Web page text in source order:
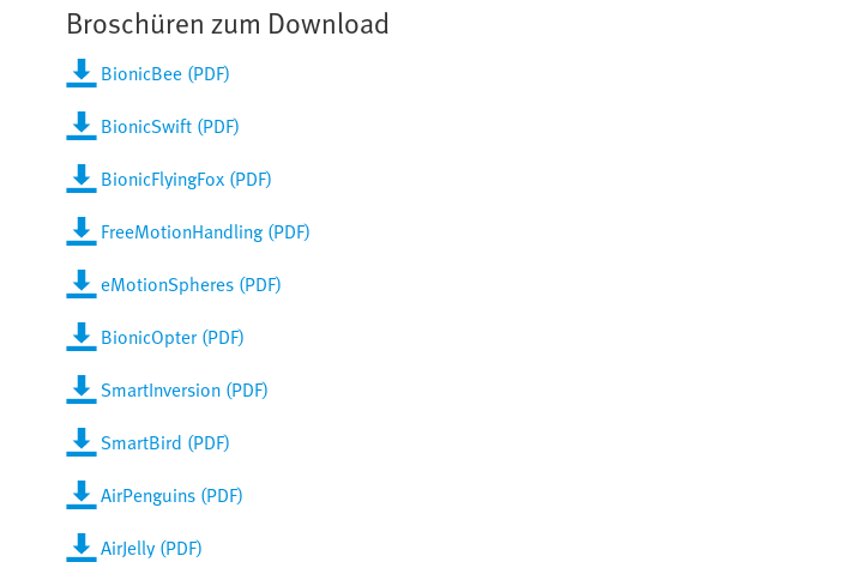
Broschüren zum Download
BionicBee (PDF)
BionicSwift (PDF)
BionicFlyingFox (PDF)
FreeMotionHandling (PDF)
eMotionSpheres (PDF)
BionicOpter (PDF)
SmartInversion (PDF)
SmartBird (PDF)
AirPenguins (PDF)
AirJelly (PDF)